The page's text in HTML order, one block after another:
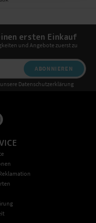
ersten Einkauf
und Angebote zuerst zu
ABONNIEREN
Datenschutzerklärung